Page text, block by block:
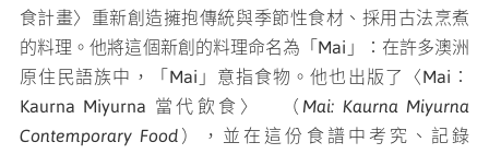
食計畫〉重新創造擁抱傳統與季節性食材、採用古法烹煮
的料理。他將這個新創的料理命名為「Mai」：在許多澳洲
原住民語族中，「Mai」意指食物。他也出版了〈Mai：
Kaurna Miyurna 當代飲食〉 （ Mai: Kaurna Miyurna
Contemporary Food ），並在這份食譜中考究、記錄